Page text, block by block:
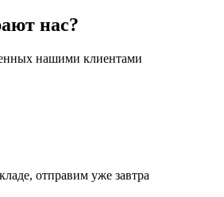
нас?
нашими клиентами
отправим уже завтра